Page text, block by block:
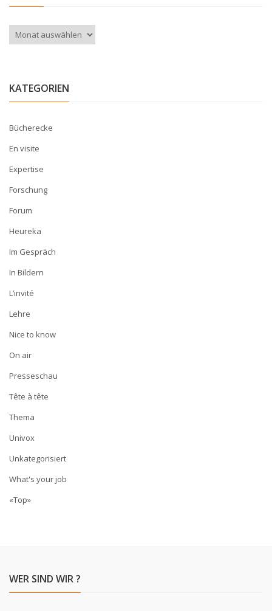
Archiv
KATEGORIEN
Bücherecke
En visite
Expertise
Forschung
Forum
Heureka
Im Gespräch
In Bildern
L’invité
Lehre
Nice to know
On air
Presseschau
Tête à tête
Thema
Univox
Unkategorisiert
What's your job
«Top»
WER SIND WIR ?